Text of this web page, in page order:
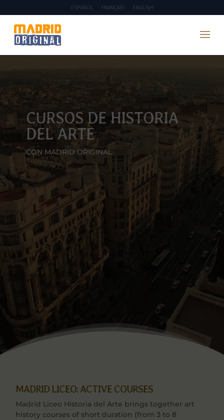
ESPAÑOL FRANÇAIS ENGLISH
CURSOS DE HISTORIA
DEL ARTE
CON MADRID ORIGINAL
MADRID LICEO: ACTIVE COURSES
Madrid Liceo Historia del Arte brings together art
history courses of short duration (from 3 to 8